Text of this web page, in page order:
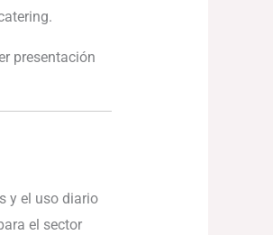
presentación
y el uso diario
el sector